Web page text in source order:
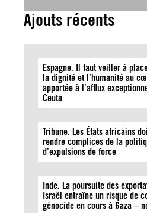
Ajouts récents
Espagne. Il faut veiller à
la dignité et l’humanité au
apportée à l’afflux
Ceuta
Tribune. Les États africains
rendre complices de la
d’expulsions de force
Inde. La poursuite des
Israël entraîne un risque de
génocide en cours à Gaza –